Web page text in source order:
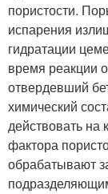
пористости.
испарения
гидратации
время реакции
отвердевший
химический
действовать на
фактора
обрабатывают